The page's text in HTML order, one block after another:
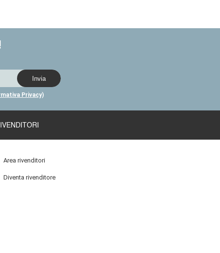
Privacy)
IVENDITORI
Area rivenditori
Diventa rivenditore